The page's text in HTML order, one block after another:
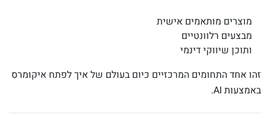
מוצרים מותאמים אישית
מבצעים רלוונטיים
ותוכן שיווקי דינמי
זהו אחד התחומים המרכזיים כיום בעולם של איך לפתח איקומרס
באמצעות AI.